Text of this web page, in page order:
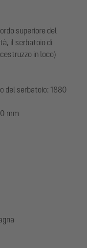
superiore del
il serbatoio di
in loco)
del serbatoio: 1880
mm